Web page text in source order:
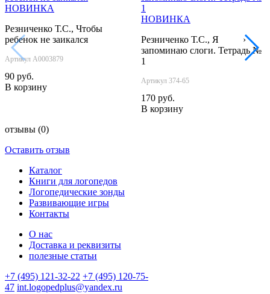
НОВИНКА
Резниченко Т.С., Чтобы
ребенок не заикался
Артикул А0003879
90 руб.
В корзину
НОВИНКА
Резниченко Т.С., Я
запоминаю слоги. Тетрадь №
1
Артикул 374-65
170 руб.
В корзину
‹ ›
отзывы (0)
Оставить отзыв
Каталог
Книги для логопедов
Логопедические зонды
Развивающие игры
Контакты
О нас
Доставка и реквизиты
полезные статьи
+7 (495) 121-32-22 +7 (495) 120-75-
47 int.logopedplus@yandex.ru